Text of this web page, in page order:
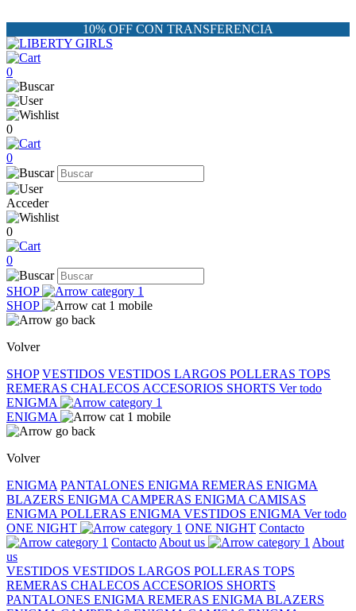
10% OFF CON TRANSFERENCIA
0
0
0
Acceder
0
0
SHOP
SHOP
Volver
SHOP VESTIDOS VESTIDOS LARGOS POLLERAS TOPS
REMERAS CHALECOS ACCESORIOS SHORTS Ver todo
ENIGMA
ENIGMA
Volver
ENIGMA PANTALONES ENIGMA REMERAS ENIGMA
BLAZERS ENIGMA CAMPERAS ENIGMA CAMISAS
ENIGMA POLLERAS ENIGMA VESTIDOS ENIGMA Ver todo
ONE NIGHT
ONE NIGHT Contacto
Contacto About us
About
us
VESTIDOS VESTIDOS LARGOS POLLERAS TOPS
REMERAS CHALECOS ACCESORIOS SHORTS
PANTALONES ENIGMA REMERAS ENIGMA BLAZERS